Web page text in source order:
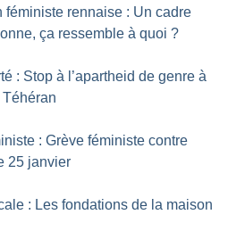
féministe rennaise : Un cadre
ça ressemble à quoi ?
: Stop à l’apartheid de genre à
: Grève féministe contre
25 janvier
: Les fondations de la maison